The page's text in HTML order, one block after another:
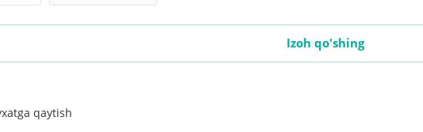
Izoh qo'shing
qaytish